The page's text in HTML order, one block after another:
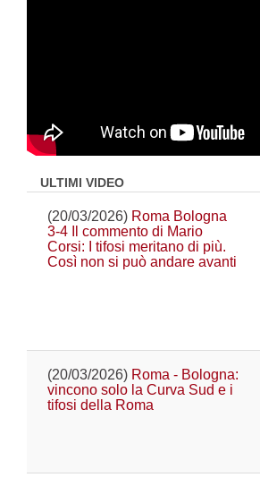
ULTIMI VIDEO
(20/03/2026) Roma Bologna
3-4 Il commento di Mario
Corsi: I tifosi meritano di più.
Così non si può andare avanti
(20/03/2026) Roma - Bologna:
vincono solo la Curva Sud e i
tifosi della Roma